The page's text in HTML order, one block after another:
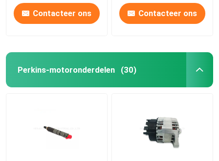
Contacteer ons Contacteer ons
Perkins-motoronderdelen (30)